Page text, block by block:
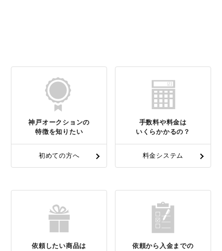
神戸オークションの
特徴を知りたい
初めての方へ
手数料や料金は
いくらかかるの？
料金システム
依頼したい商品は
依頼から入金までの